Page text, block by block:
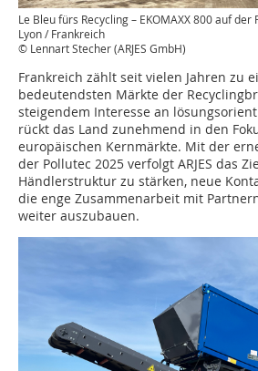
Le Bleu fürs Recycling – EKOMAXX 800 auf der
Lyon / Frankreich
© Lennart Stecher (ARJES GmbH)
Frankreich zählt seit vielen Jahren zu
bedeutendsten Märkte der
steigendem Interesse an
rückt das Land zunehmend in den
europäischen Kernmärkte. Mit der
der Pollutec 2025 verfolgt ARJES das
Händlerstruktur zu stärken, neue
die enge Zusammenarbeit mit
weiter auszubauen.